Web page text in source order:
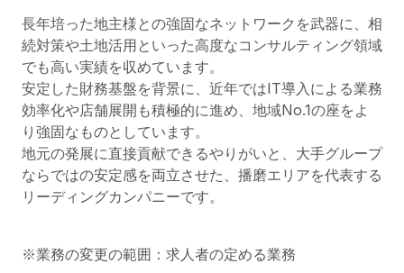
長年培った地主様との強固なネットワークを武器に、相
続対策や土地活用といった高度なコンサルティング領域
でも高い実績を収めています。
安定した財務基盤を背景に、近年ではIT導入による業務
効率化や店舗展開も積極的に進め、地域No.1の座をよ
り強固なものとしています。
地元の発展に直接貢献できるやりがいと、大手グループ
ならではの安定感を両立させた、播磨エリアを代表する
リーディングカンパニーです。
※業務の変更の範囲：求人者の定める業務